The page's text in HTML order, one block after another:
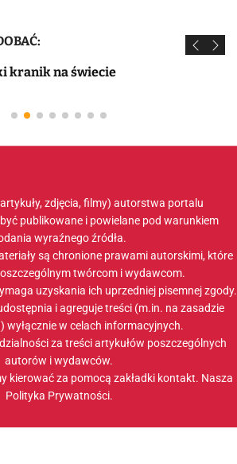
kranik na świecie
zdjęcia, filmy) autorstwa portalu
publikowane i powielane pod warunkiem
wyraźnego źródła.
są chronione prawami autorskimi, które
twórcom i wydawcom.
uzyskania ich uprzedniej pisemnej zgody.
i agreguje treści (m.in. na zasadzie
wyłącznie w celach informacyjnych.
za treści artykułów poszczególnych
autorów i wydawców.
kierować za pomocą zakładki kontakt. Nasza
Polityka Prywatności.